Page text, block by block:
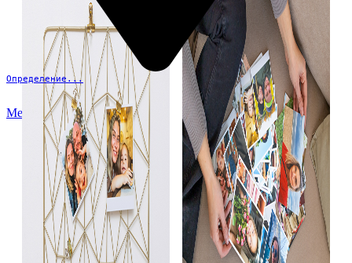
Определение...
Меню